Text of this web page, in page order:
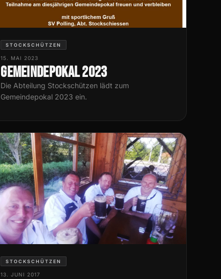
STOCKSCHÜTZEN
15. MAI 2023
Gemeindepokal 2023
Die Abteilung Stockschützen lädt zum
Gemeindepokal 2023 ein.
STOCKSCHÜTZEN
13. JUNI 2017